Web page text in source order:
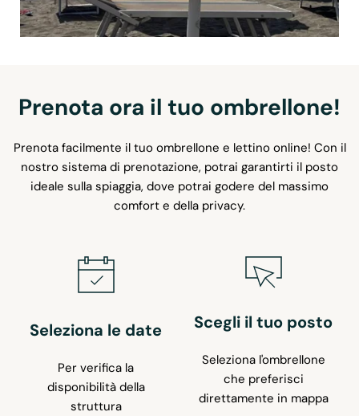
Prenota ora il tuo ombrellone!
Prenota facilmente il tuo ombrellone e lettino online! Con il
nostro sistema di prenotazione, potrai garantirti il posto
ideale sulla spiaggia, dove potrai godere del massimo
comfort e della privacy.
Seleziona le date
Per verifica la
disponibilità della
struttura
Scegli il tuo posto
Seleziona l'ombrellone
che preferisci
direttamente in mappa